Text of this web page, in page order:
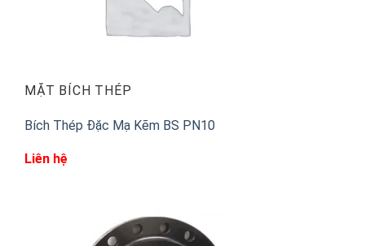
MẶT BÍCH THÉP
Bích Thép Đặc Mạ Kẽm BS PN10
Liên hệ